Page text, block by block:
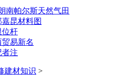
南帕尔斯天然气田
昆材料图
位杆
易新名
者注
建材知识 >